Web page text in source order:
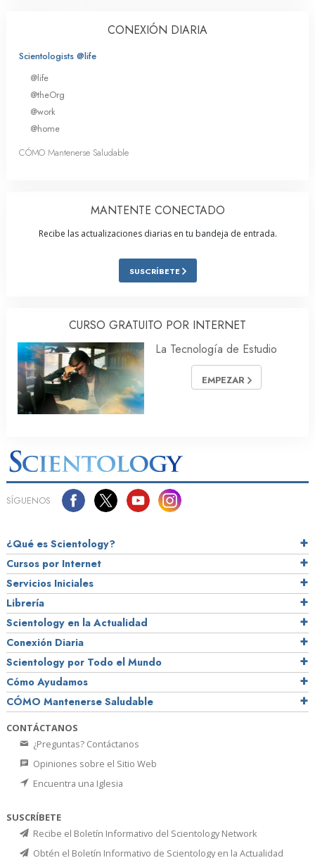
CONEXIÓN DIARIA
Scientologists @life
@life
@theOrg
@work
@home
CÓMO Mantenerse Saludable
MANTENTE CONECTADO
Recibe las actualizaciones diarias en tu bandeja de entrada.
SUSCRÍBETE
CURSO GRATUITO POR INTERNET
La Tecnología de Estudio
EMPEZAR
SÍGUENOS
¿Qué es Scientology?
Cursos por Internet
Servicios Iniciales
Librería
Scientology en la Actualidad
Conexión Diaria
Scientology por Todo el Mundo
Cómo Ayudamos
CÓMO Mantenerse Saludable
CONTÁCTANOS
¿Preguntas? Contáctanos
Opiniones sobre el Sitio Web
Encuentra una Iglesia
SUSCRÍBETE
Recibe el Boletín Informativo del Scientology Network
Obtén el Boletín Informativo de Scientology en la Actualidad